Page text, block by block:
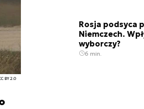
BY 2.0
Rosja podsyca
Niemczech.
wyborczy?
6 min.